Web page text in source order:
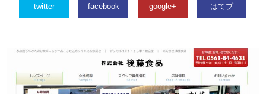
twitter facebook google+ はてブ